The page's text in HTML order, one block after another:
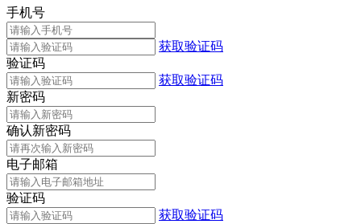
手机号
获取验证码
验证码
获取验证码
新密码
确认新密码
电子邮箱
验证码
获取验证码